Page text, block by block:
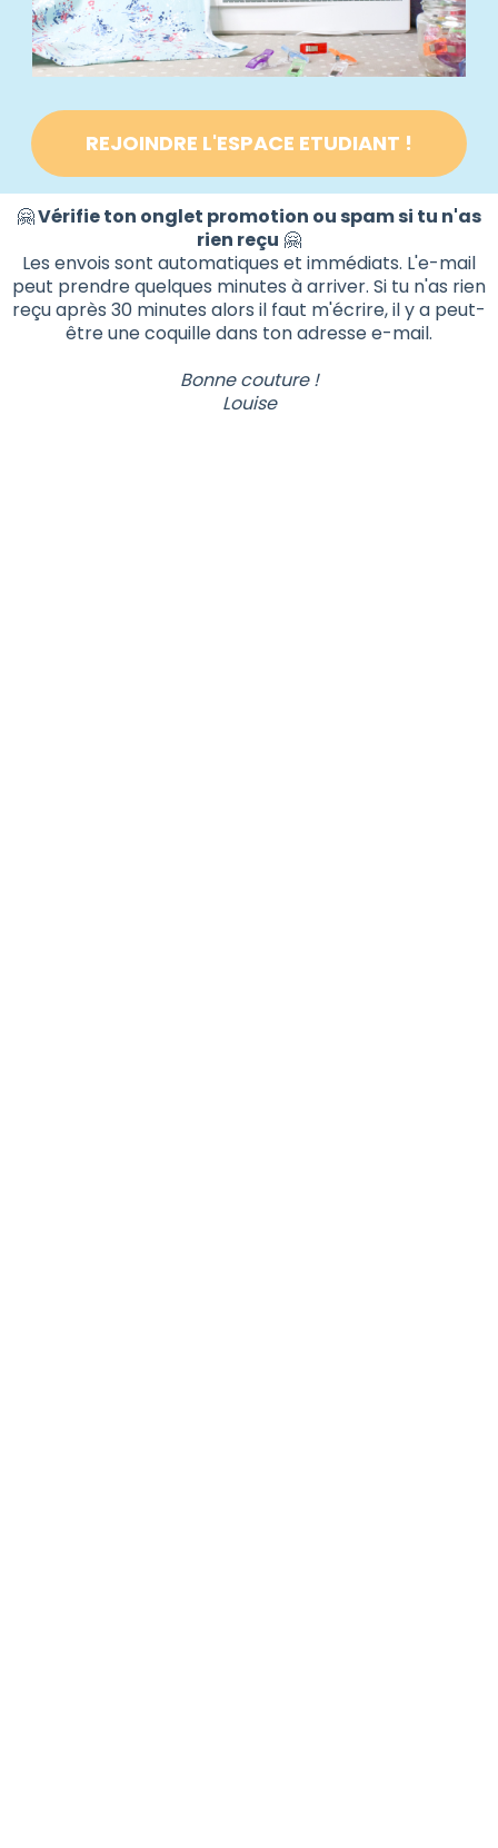
REJOINDRE L'ESPACE ETUDIANT !
🤗Vérifie ton onglet promotion ou spam si tu n'as
rien reçu 🤗
Les envois sont automatiques et immédiats. L'e-mail
peut prendre quelques minutes à arriver. Si tu n'as rien
reçu après 30 minutes alors il faut m'écrire, il y a peut-
être une coquille dans ton adresse e-mail.
Bonne couture !
Louise